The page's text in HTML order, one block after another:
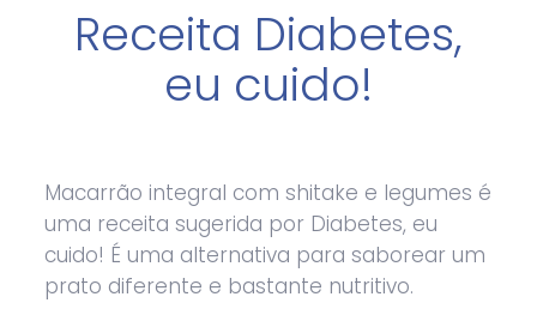
Receita Diabetes,
eu cuido!
Macarrão integral com shitake e legumes é
uma receita sugerida por Diabetes, eu
cuido! É uma alternativa para saborear um
prato diferente e bastante nutritivo.